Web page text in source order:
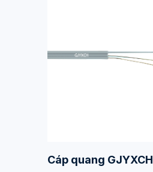
Cáp quang GJYXCH